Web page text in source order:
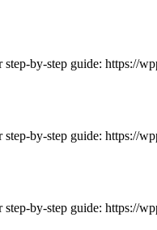
by-step guide: https://
by-step guide: https://
by-step guide: https://